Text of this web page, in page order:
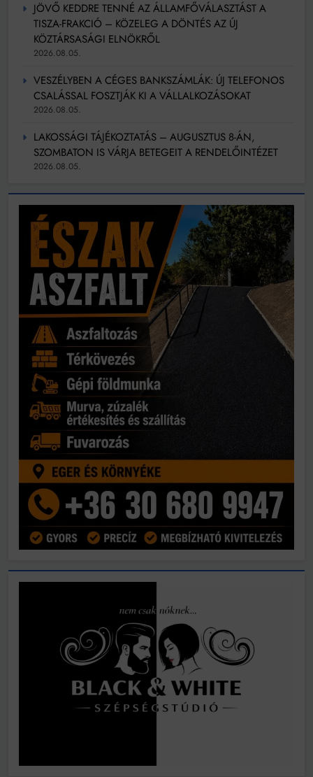
JÖVŐ KEDDRE TENNÉ AZ ÁLLAMFŐVÁLASZTÁST A
TISZA-FRAKCIÓ – KÖZELEG A DÖNTÉS AZ ÚJ
KÖZTÁRSASÁGI ELNÖKRŐL
2026.08.05.
VESZÉLYBEN A CÉGES BANKSZÁMLÁK: ÚJ TELEFONOS
CSALÁSSAL FOSZTJÁK KI A VÁLLALKOZÁSOKAT
2026.08.05.
LAKOSSÁGI TÁJÉKOZTATÁS – AUGUSZTUS 8-ÁN,
SZOMBATON IS VÁRJA BETEGEIT A RENDELŐINTÉZET
2026.08.05.